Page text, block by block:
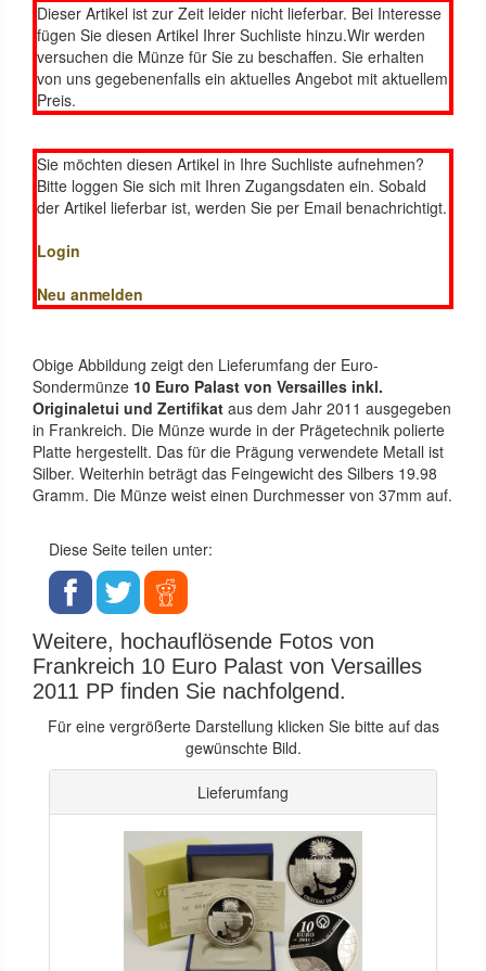
Dieser Artikel ist zur Zeit leider nicht lieferbar. Bei Interesse
fügen Sie diesen Artikel Ihrer Suchliste hinzu.Wir werden
versuchen die Münze für Sie zu beschaffen. Sie erhalten
von uns gegebenenfalls ein aktuelles Angebot mit aktuellem
Preis.
Sie möchten diesen Artikel in Ihre Suchliste aufnehmen?
Bitte loggen Sie sich mit Ihren Zugangsdaten ein. Sobald
der Artikel lieferbar ist, werden Sie per Email benachrichtigt.
Login
Neu anmelden
Obige Abbildung zeigt den Lieferumfang der Euro-
Sondermünze 10 Euro Palast von Versailles inkl.
Originaletui und Zertifikat aus dem Jahr 2011 ausgegeben
in Frankreich. Die Münze wurde in der Prägetechnik polierte
Platte hergestellt. Das für die Prägung verwendete Metall ist
Silber. Weiterhin beträgt das Feingewicht des Silbers 19.98
Gramm. Die Münze weist einen Durchmesser von 37mm auf.
Diese Seite teilen unter:
Weitere, hochauflösende Fotos von
Frankreich 10 Euro Palast von Versailles
2011 PP finden Sie nachfolgend.
Für eine vergrößerte Darstellung klicken Sie bitte auf das
gewünschte Bild.
Lieferumfang